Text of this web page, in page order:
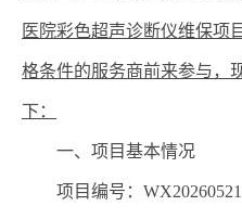
医院彩色超声诊断仪维保项
格条件的服务商前来参与，
下：
一、项目基本情况
项目编号： WX202